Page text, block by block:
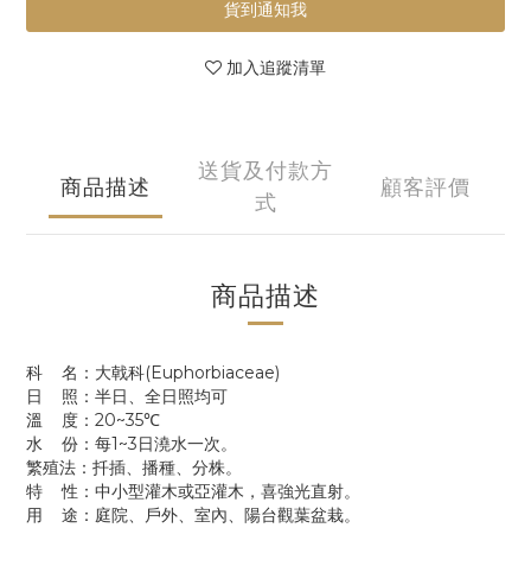
貨到通知我
加入追蹤清單
商品描述
送貨及付款方
式
顧客評價
商品描述
科 名：大戟科(Euphorbiaceae)
日 照：半日、全日照均可
溫 度：20~35℃
水 份：每1~3日澆水一次。
繁殖法：扦插、播種、分株。
特 性：中小型灌木或亞灌木，喜強光直射。
用 途：庭院、戶外、室內、陽台觀葉盆栽。